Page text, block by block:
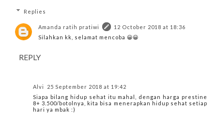
Replies
Amanda ratih pratiwi
12 October 2018 at 18:36
Silahkan kk, selamat mencoba 😀😀
REPLY
Alvi
25 September 2018 at 19:42
Siapa bilang hidup sehat itu mahal, dengan harga prestine
8+ 3.500/botolnya, kita bisa menerapkan hidup sehat setiap
hari ya mbak :)